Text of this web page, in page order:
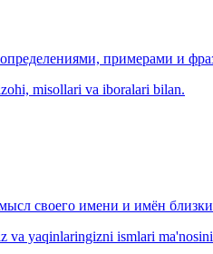
примерами и
misollari va iboralari bilan.
своего имени и имён
va yaqinlaringizni ismlari